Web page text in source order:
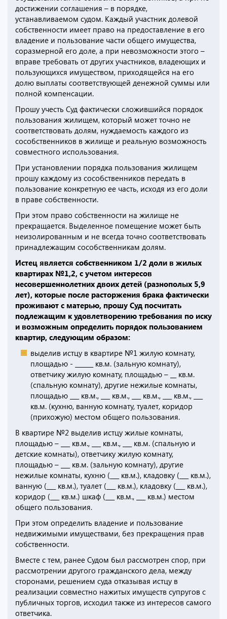
достижении соглашения – в порядке,
устанавливаемом судом. Каждый участник долевой
собственности имеет право на предоставление в его
владение и пользование части общего имущества,
соразмерной его доле, а при невозможности этого –
вправе требовать от других участников, владеющих и
пользующихся имуществом, приходящейся на его
долю выплаты соответствующей денежной суммы или
полной компенсации.
Прошу учесть Суд фактически сложившийся порядок
пользования жилищем, который может точно не
соответствовать долям, нуждаемость каждого из
сособственников в жилище и реальную возможность
совместного использования.
При установлении порядка пользования жилищем
прошу каждому из сособственников передать в
пользование конкретную ее часть, исходя из его доли
в праве собственности.
При этом право собственности на жилище не
прекращается. Выделенное помещение может быть
неизолированным и не всегда точно соответствовать
принадлежащим сособственникам долям.
Истец является собственником 1/2 доли в жилых
квартирах №1,2, с учетом интересов
несовершеннолетних двоих детей (разнополых 5,9
лет), которые после расторжения брака фактически
проживают с матерью, прошу Суд посчитать
подлежащим к удовлетворению требования по иску
и возможным определить порядок пользованием
квартир, следующим образом:
выделив истцу в квартире №1 жилую комнату,
площадью - ______ кв.м. (зальную комнату),
ответчику жилую комнату, площадью – __ кв.м.
(спальную комнату), другие нежилые комнаты,
площадью ___ кв.м., ___ кв.м., ___ кв.м., ___ кв.м., ___
кв.м. (кухню, ванную комнату, туалет, коридор
(прихожую) местом общего пользования.
В квартире №2 выделив истцу жилые комнаты,
площадью – ___ кв.м., ___ кв.м., ___ кв.м. (спальную и
детские комнаты), ответчику жилую комнату,
площадью – ___ кв.м. (зальную комнату), другие
нежилые комнаты, кухню (___ кв.м.), кладовку (___ кв.м.),
ванную (___ кв.м.), туалет (___ кв.м.), кладовку (___ кв.м.),
коридор (___ кв.м.) шкаф (___ кв.м., ___ кв.м.) местом
общего пользования.
При этом определить владение и пользование
недвижимыми имуществами, без прекращения прав
собственности.
Вместе с тем, ранее Судом был рассмотрен спор, при
рассмотрении другого гражданского дела, между
сторонами, решением суда отказывая истцу в
реализации совместно нажитых имуществ супругов с
публичных торгов, исходил также из интересов самого
ответчика.